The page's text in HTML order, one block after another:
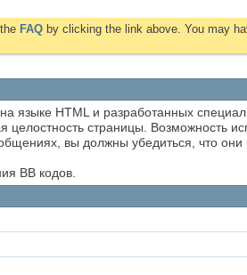
FAQ by clicking the link above. You may
языке HTML и разработанных
страницы. Возможность
вы должны убедиться, что они
BB кодов.